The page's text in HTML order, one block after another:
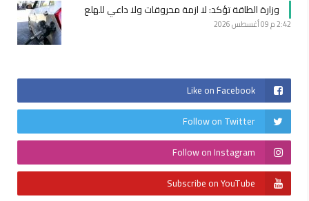
وزارة الطاقة تؤكد: لا ازمة محروقات ولا داعي للهلع
2:42 م 09 أغسطس 2026
Like on Facebook
Follow on Twitter
Follow on Instagram
Subscribe on YouTube